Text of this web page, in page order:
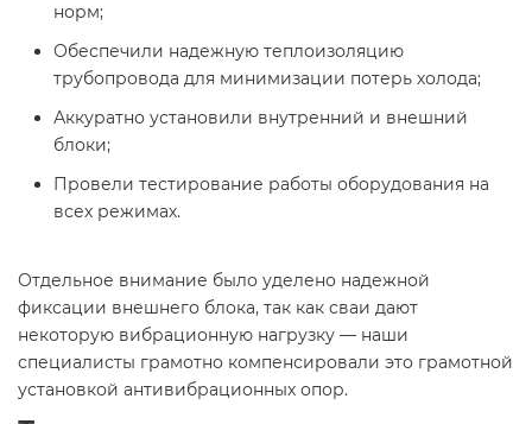
норм;
Обеспечили надежную теплоизоляцию
трубопровода для минимизации потерь холода;
Аккуратно установили внутренний и внешний
блоки;
Провели тестирование работы оборудования на
всех режимах.
Отдельное внимание было уделено надежной
фиксации внешнего блока, так как сваи дают
некоторую вибрационную нагрузку — наши
специалисты грамотно компенсировали это грамотной
установкой антивибрационных опор.